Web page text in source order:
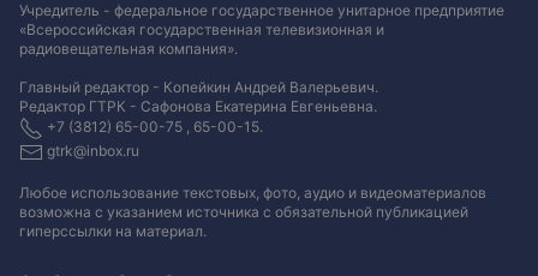
Учредитель - федеральное государственное унитарное предприятие
«Всероссийская государственная телевизионная и
радиовещательная компания».
Главный редактор - Копейкин Андрей Валерьевич.
Редактор ГТРК - Сафонова Екатерина Евгеньевна.
+7 (3812) 65-00-75 , 65-00-15.
gtrk@inbox.ru
Любое использование текстовых, фото, аудио и видеоматериалов
возможна с указанием источника с обязательной публикацией
гиперссылки на материал.